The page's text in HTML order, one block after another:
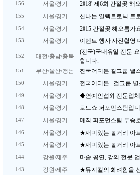
156 서울/경기 2018' 제6회 간절곶 해
155 서울/경기 신나는 일렉트로닉 트
154 서울/경기 2015 간절곶 해오름가
153 서울/경기 이벤트 행사 사진촬영
152 대전/충남/충북
(전국)국내유일 전문
합니다.
151 부산/울산/경남 전국어디든 걸그룹 별
150 서울/경기 전국어디든...걸그룹
149 서울/경기 ◆연예인섭외 전문업
148 서울/경기 로드쇼 퍼포먼스팀입
147 서울/경기 매직 퍼포먼스팀 투승
146 서울/경기 ★재미있는 볼거리 아
145 서울/경기 ★재미있는 볼거리 아
144 강원/제주 마술 공연, 강의 전문
143 강원/제주 ★뮤지컬의 화려함을